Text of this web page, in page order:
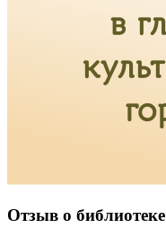
Отзыв о библиотеке